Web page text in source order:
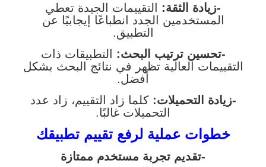
-زيادة الثقة: التقييمات الجيدة تعطي
المستخدمين الجدد انطباعًا إيجابيًا عن
التطبيق.
-تحسين ترتيب البحث:
التطبيقات ذات
التقييمات العالية تظهر في نتائج البحث بشكل
أفضل.
-زيادة التحميلات: كلما زاد التقييم، زاد عدد
التحميلات غالبًا.
خطوات عملية لرفع تقييم تطبيقك
-تقديم تجربة مستخدم ممتازة